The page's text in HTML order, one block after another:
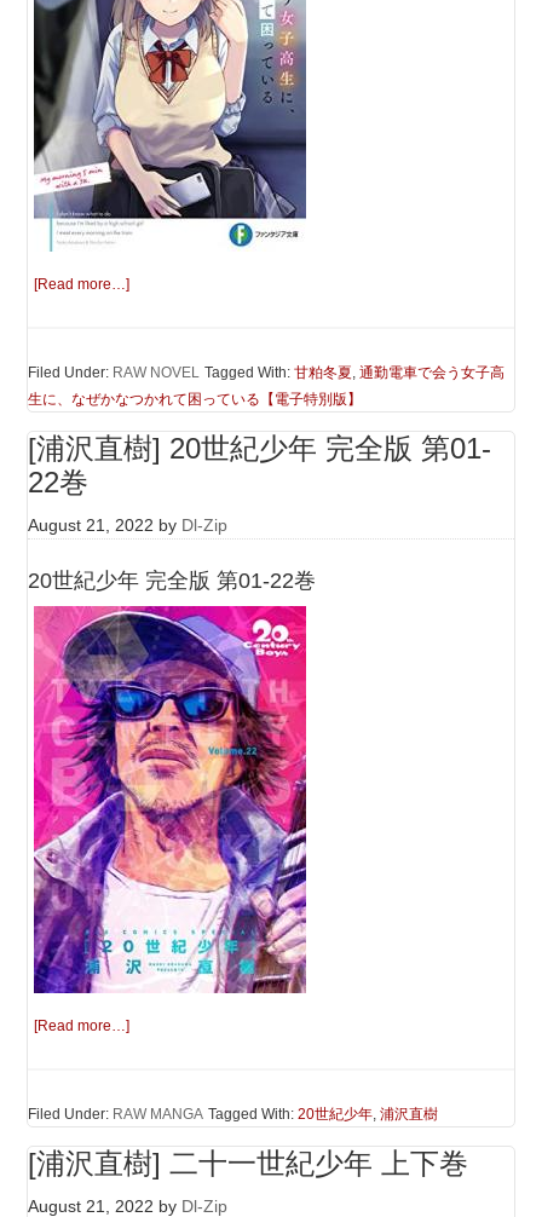
[Read more…]
Filed Under: RAW NOVEL Tagged With:甘粕冬夏,通勤電車で会う女子高
生に、なぜかなつかれて困っている【電子特別版】
[浦沢直樹] 20世紀少年 完全版 第01-
22巻
August 21, 2022 by Dl-Zip
20世紀少年 完全版 第01-22巻
[Read more…]
Filed Under: RAW MANGA Tagged With:20世紀少年,浦沢直樹
[浦沢直樹] 二十一世紀少年 上下巻
August 21, 2022 by Dl-Zip